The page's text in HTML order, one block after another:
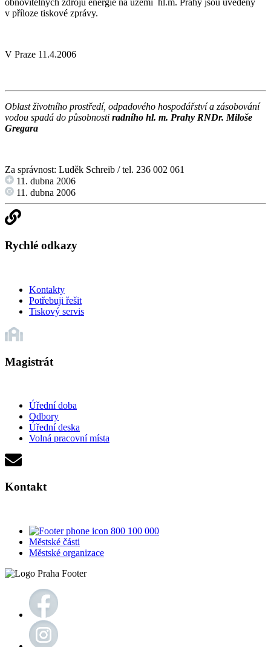
v příloze tiskové zprávy.
V Praze 11.4.2006
Oblast životního prostředí, odpadového hospodářství a zásobování
vodou spadá do působnosti radního hl. m. Prahy RNDr. Miloše
Gregara
Za správnost: Luděk Schreib / tel. 236 002 061
11. dubna 2006
11. dubna 2006
Rychlé odkazy
Kontakty
Potřebuji řešit
Tiskový servis
Magistrát
Úřední doba
Odbory
Úřední deska
Volná pracovní místa
Kontakt
800 100 000
Městské části
Městské organizace